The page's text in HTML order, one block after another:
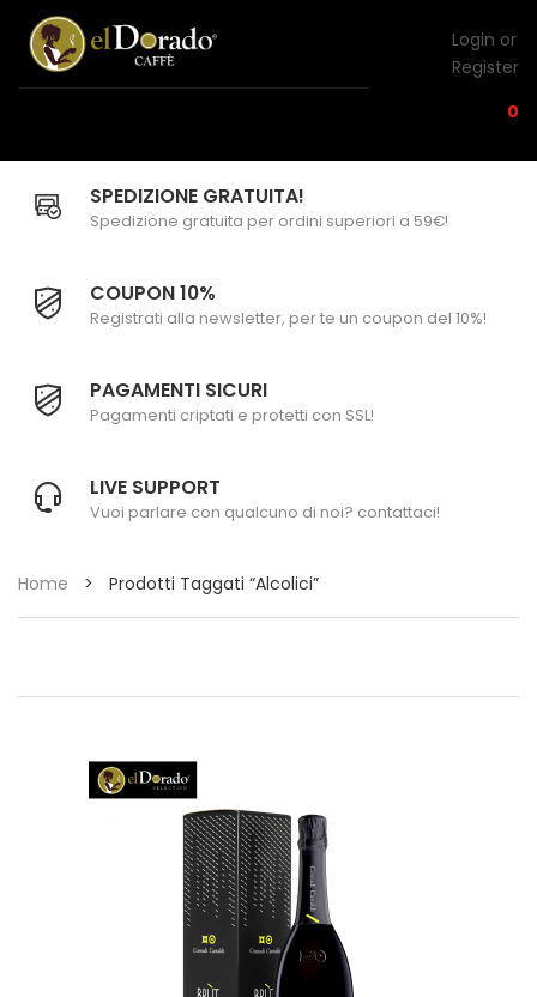
Login or
Register
0
SPEDIZIONE GRATUITA!
Spedizione gratuita per ordini superiori a 59€!
COUPON 10%
Registrati alla newsletter, per te un coupon del 10%!
PAGAMENTI SICURI
Pagamenti criptati e protetti con SSL!
LIVE SUPPORT
Vuoi parlare con qualcuno di noi? contattaci!
Home > Prodotti Taggati “alcolici”